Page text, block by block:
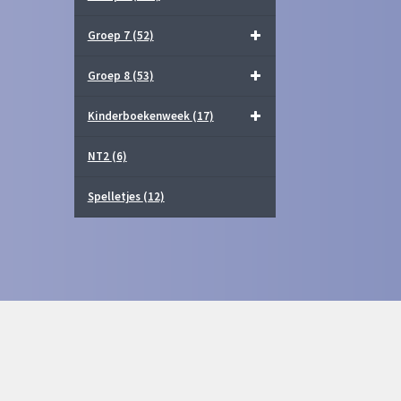
Groep 7 (52)
Groep 8 (53)
Kinderboekenweek (17)
NT2 (6)
Spelletjes (12)